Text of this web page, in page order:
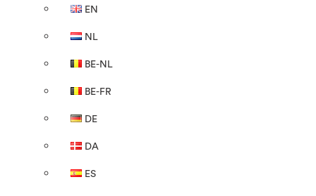
EN
NL
BE-NL
BE-FR
DE
DA
ES